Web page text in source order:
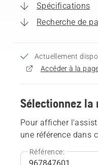
Spécifications
Recherche de
Actuellement
Accéder à la
Sélectionnez la
Pour afficher
une référence dans
Référence: